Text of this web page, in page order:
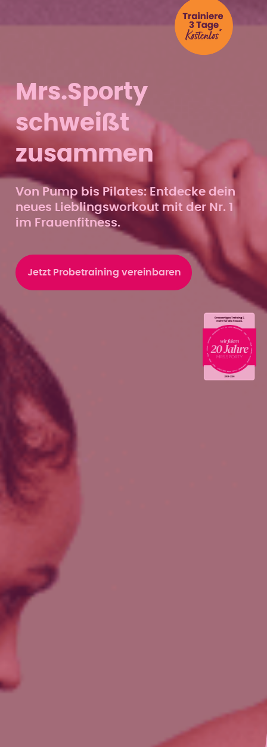
Mrs.Sporty
schweißt
zusammen
Von Pump bis Pilates: Entdecke dein
neues Lieblingsworkout mit der Nr. 1
im Frauenfitness.
Jetzt Probetraining vereinbaren